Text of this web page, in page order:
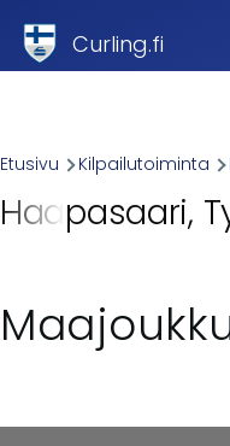
Curling.fi
Breadcrumb
Etusivu Kilpailutoiminta
Haapasaari,